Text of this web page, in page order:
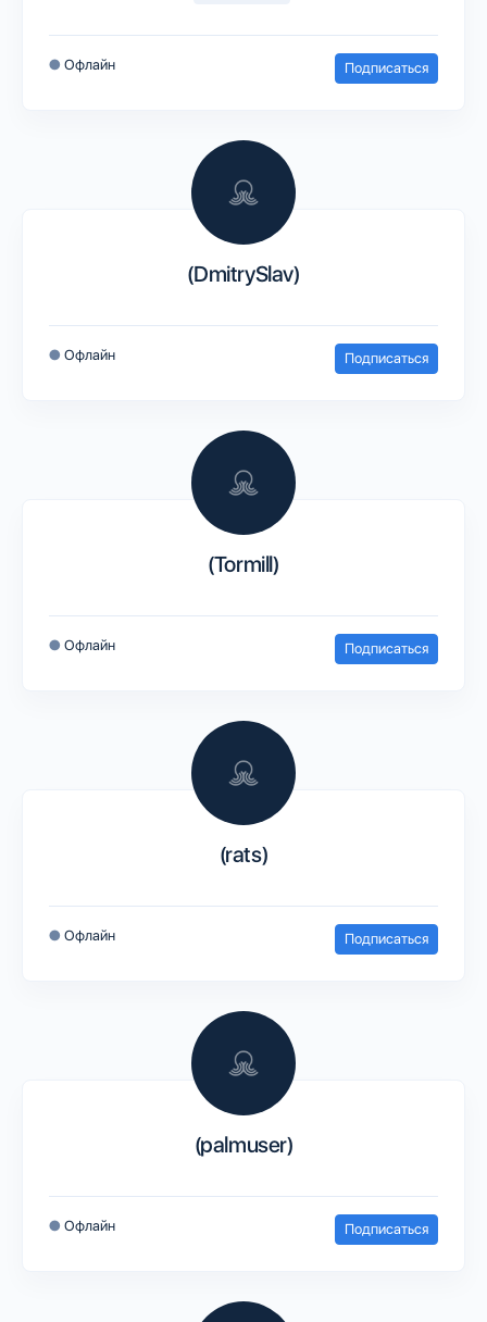
● Офлайн Подписаться
(DmitrySlav)
● Офлайн Подписаться
(Tormill)
● Офлайн Подписаться
(rats)
● Офлайн Подписаться
(palmuser)
● Офлайн Подписаться